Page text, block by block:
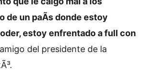
de un paÃ­s donde estoy
estoy enfrentado a full con
del presidente de la